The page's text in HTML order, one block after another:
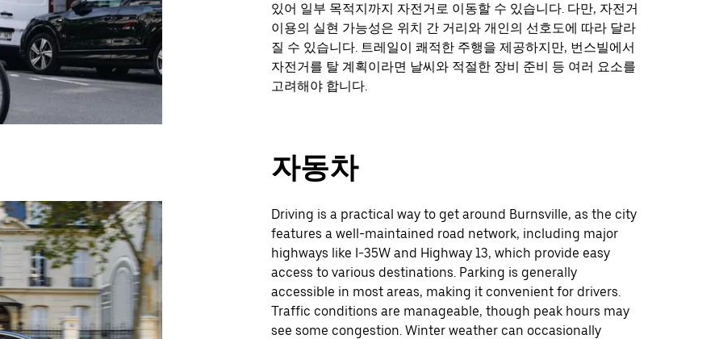
있어 일부 목적지까지 자전거로 이동할 수 있습니다. 다만, 자전거
이용의 실현 가능성은 위치 간 거리와 개인의 선호도에 따라 달라
질 수 있습니다. 트레일이 쾌적한 주행을 제공하지만, 번스빌에서
자전거를 탈 계획이라면 날씨와 적절한 장비 준비 등 여러 요소를
고려해야 합니다.
자동차
Driving is a practical way to get around Burnsville, as the city
features a well-maintained road network, including major
highways like I-35W and Highway 13, which provide easy
access to various destinations. Parking is generally
accessible in most areas, making it convenient for drivers.
Traffic conditions are manageable, though peak hours may
see some congestion. Winter weather can occasionally